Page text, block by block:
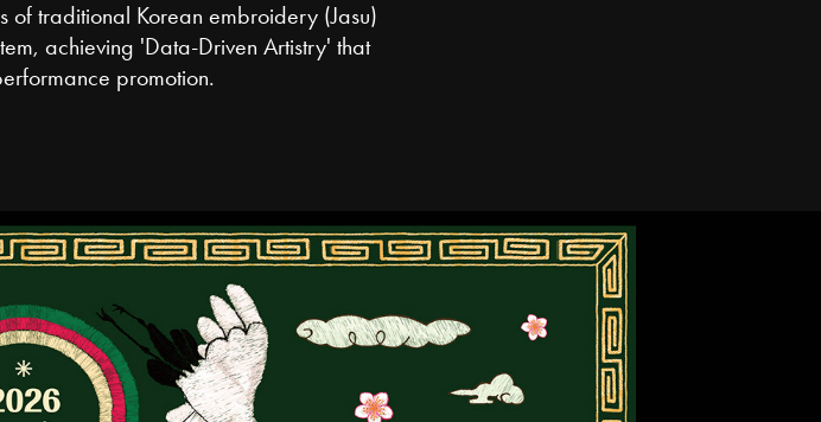
of traditional Korean embroidery (Jasu)
achieving 'Data-Driven Artistry' that
promotion.